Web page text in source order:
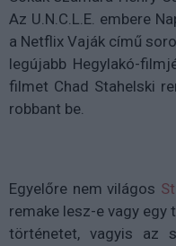
Az U.N.C.L.E. embere
a Netflix Vaják című
legújabb Hegylakó-
filmet Chad Stahelski
robbant be.
Egyelőre nem világos
remake lesz-e vagy
történetet, vagyis az